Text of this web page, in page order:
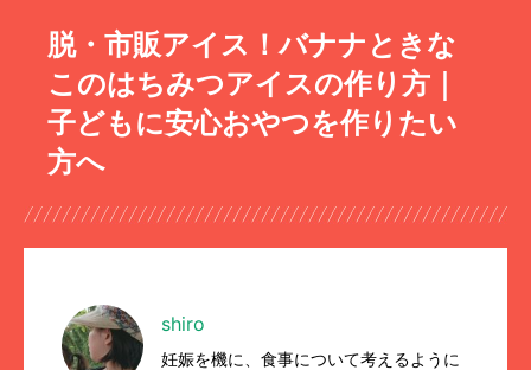
脱・市販アイス！バナナときな
このはちみつアイスの作り方｜
子どもに安心おやつを作りたい
方へ
shiro
妊娠を機に、食事について考えるように